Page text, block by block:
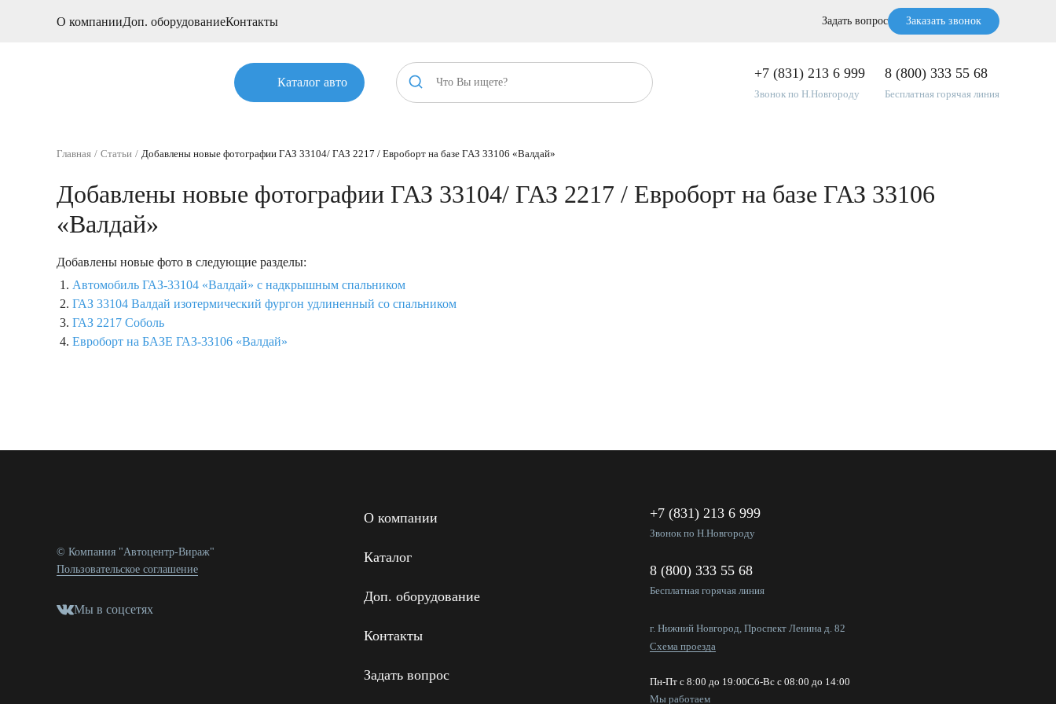
О компанииДоп. оборудованиеКонтакты Задать вопрос Заказать звонок
Каталог авто
+7 (831) 213 6 999
Звонок по Н.Новгороду
8 (800) 333 55 68
Бесплатная горячая линия
Главная Статьи Добавлены новые фотографии ГАЗ 33104/ ГАЗ 2217 / Евроборт на базе ГАЗ 33106 «Валдай»
Добавлены новые фотографии ГАЗ 33104/ ГАЗ 2217 / Евроборт на базе ГАЗ 33106
«Валдай»
Добавлены новые фото в следующие разделы:
Автомобиль ГАЗ-33104 «Валдай» с надкрышным спальником
ГАЗ 33104 Валдай изотермический фургон удлиненный со спальником
ГАЗ 2217 Соболь
Евроборт на БАЗЕ ГАЗ-33106 «Валдай»
© Компания "Автоцентр-Вираж"
Пользовательское соглашение
Мы в соцсетях
О компании
Каталог
Доп. оборудование
Контакты
Задать вопрос
+7 (831) 213 6 999
Звонок по Н.Новгороду
8 (800) 333 55 68
Бесплатная горячая линия
г. Нижний Новгород, Проспект Ленина д. 82
Схема проезда
Пн-Пт с 8:00 до 19:00Сб-Вс с 08:00 до 14:00
Мы работаем